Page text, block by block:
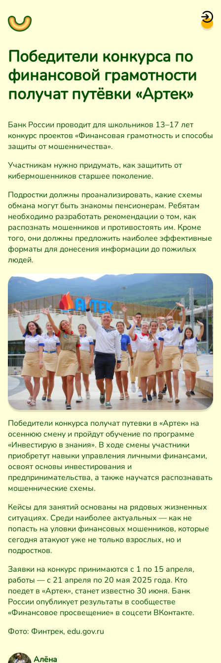
Победители конкурса по
финансовой грамотности
получат путёвки «Артек»
Банк России проводит для школьников 13–17 лет
конкурс проектов «Финансовая грамотность и способы
защиты от мошенничества».
Участникам нужно придумать, как защитить от
кибермошенников старшее поколение.
Подростки должны проанализировать, какие схемы
обмана могут быть знакомы пенсионерам. Ребятам
необходимо разработать рекомендации о том, как
распознать мошенников и противостоять им. Кроме
того, они должны предложить наиболее эффективные
форматы для донесения информации до пожилых
людей.
Победители конкурса получат путевки в «Артек» на
осеннюю смену и пройдут обучение по программе
«Инвестирую в знания». В ходе смены участники
приобретут навыки управления личными финансами,
освоят основы инвестирования и
предпринимательства, а также научатся распознавать
мошеннические схемы.
Кейсы для занятий основаны на рядовых жизненных
ситуациях. Среди наиболее актуальных — как не
попасть на уловки финансовых мошенников, которые
сегодня атакуют уже не только взрослых, но и
подростков.
Заявки на конкурс принимаются с 1 по 15 апреля,
работы — с 21 апреля по 20 мая 2025 года. Кто
поедет в «Артек», станет известно 30 июня. Банк
России опубликует результаты в сообществе
«Финансовое просвещение» в соцсети ВКонтакте.
Фото: Финтрек, edu.gov.ru
Алёна